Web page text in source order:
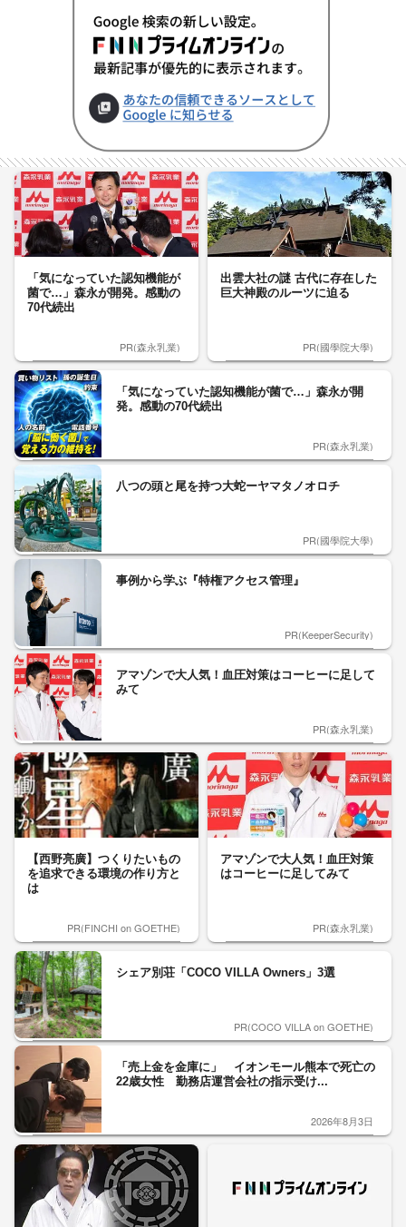
「気になっていた認知機能が
菌で…」森永が開発。感動の
70代続出
PR(森永乳業)
出雲大社の謎 古代に存在した
巨大神殿のルーツに迫る
PR(國學院大學)
「気になっていた認知機能が菌で…」森永が開
発。感動の70代続出
PR(森永乳業)
八つの頭と尾を持つ大蛇ーヤマタノオロチ
PR(國學院大學)
事例から学ぶ『特権アクセス管理』
PR(KeeperSecurity)
アマゾンで大人気！血圧対策はコーヒーに足して
みて
PR(森永乳業)
【西野亮廣】つくりたいもの
を追求できる環境の作り方と
は
PR(FINCHI on GOETHE)
アマゾンで大人気！血圧対策
はコーヒーに足してみて
PR(森永乳業)
シェア別荘「COCO VILLA Owners」3選
PR(COCO VILLA on GOETHE)
「売上金を金庫に」 イオンモール熊本で死亡の
22歳女性 勤務店運営会社の指示受け...
2026年8月3日